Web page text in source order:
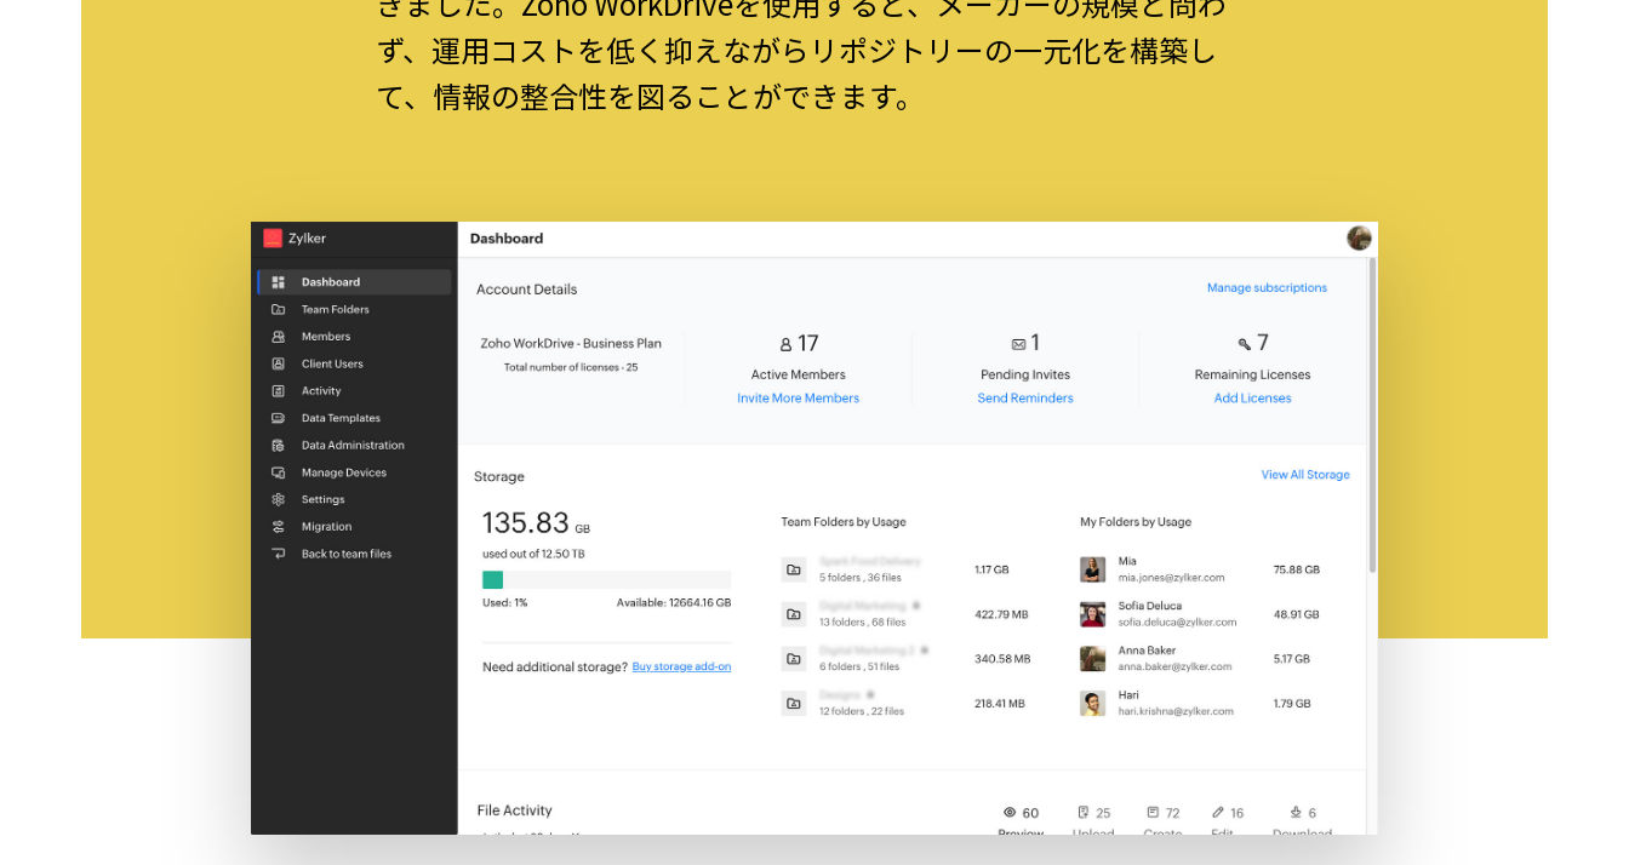
ず、運用コストを低く抑えながらリポジトリーの一元化を構築し
て、情報の整合性を図ることができます。